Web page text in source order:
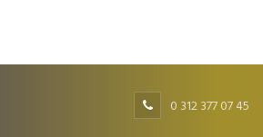
0 312 377 07 45